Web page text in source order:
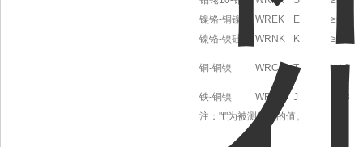
镍铬-铜镍
WREK E
≥Φ3
镍铬-镍硅
WRNK K ≥Φ3
铜-铜镍 WRCK T ≥Φ3
铁-铜镍 WRFK J
≥Φ3
注："t"为被测温度的值。